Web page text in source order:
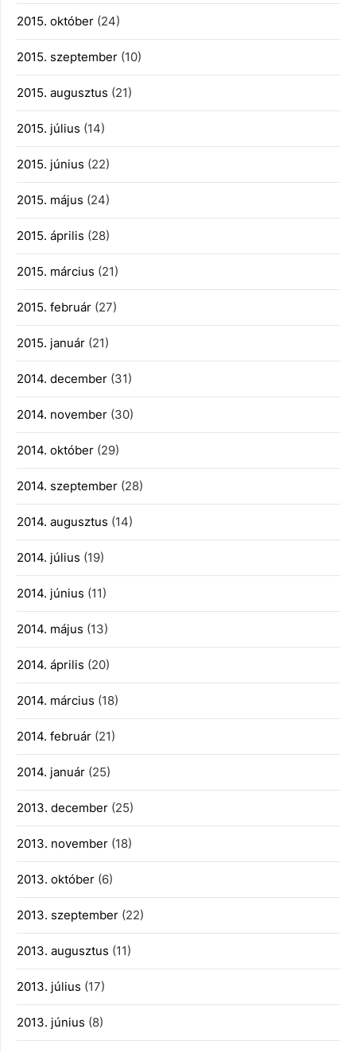
2015. október (24)
2015. szeptember (10)
2015. augusztus (21)
2015. július (14)
2015. június (22)
2015. május (24)
2015. április (28)
2015. március (21)
2015. február (27)
2015. január (21)
2014. december (31)
2014. november (30)
2014. október (29)
2014. szeptember (28)
2014. augusztus (14)
2014. július (19)
2014. június (11)
2014. május (13)
2014. április (20)
2014. március (18)
2014. február (21)
2014. január (25)
2013. december (25)
2013. november (18)
2013. október (6)
2013. szeptember (22)
2013. augusztus (11)
2013. július (17)
2013. június (8)